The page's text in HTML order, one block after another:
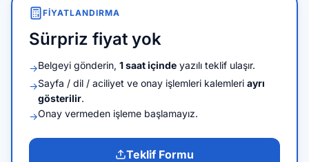
FIYATLANDIRMA
Sürpriz fiyat yok
→Belgeyi gönderin, 1 saat içinde yazılı teklif ulaşır.
→Sayfa / dil / aciliyet ve onay işlemleri kalemleri ayrı
gösterilir.
→Onay vermeden işleme başlamayız.
Teklif Formu